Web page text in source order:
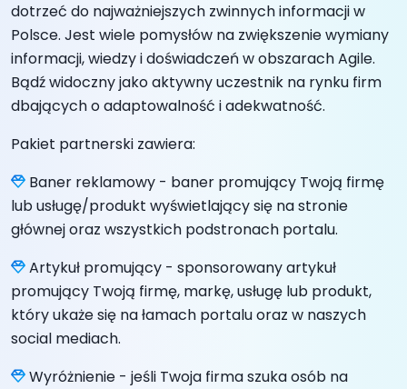
dotrzeć do najważniejszych zwinnych informacji w
Polsce. Jest wiele pomysłów na zwiększenie wymiany
informacji, wiedzy i doświadczeń w obszarach Agile.
Bądź widoczny jako aktywny uczestnik na rynku firm
dbających o adaptowalność i adekwatność.
Pakiet partnerski zawiera:
Baner reklamowy - baner promujący Twoją firmę
lub usługę/produkt wyświetlający się na stronie
głównej oraz wszystkich podstronach portalu.
Artykuł promujący - sponsorowany artykuł
promujący Twoją firmę, markę, usługę lub produkt,
który ukaże się na łamach portalu oraz w naszych
social mediach.
Wyróżnienie - jeśli Twoja firma szuka osób na